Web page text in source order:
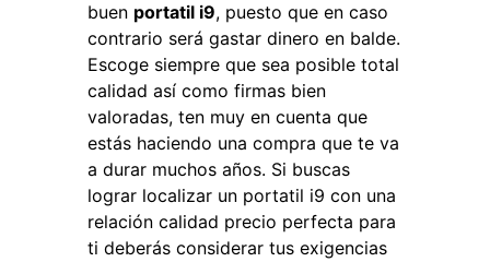
buen portatil i9, puesto que en caso
contrario será gastar dinero en balde.
Escoge siempre que sea posible total
calidad así como firmas bien
valoradas, ten muy en cuenta que
estás haciendo una compra que te va
a durar muchos años. Si buscas
lograr localizar un portatil i9 con una
relación calidad precio perfecta para
ti deberás considerar tus exigencias